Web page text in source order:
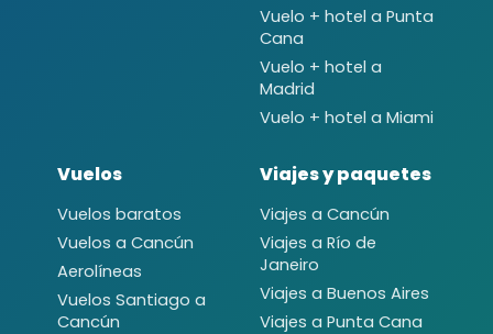
Vuelo + hotel a Punta
Cana
Vuelo + hotel a
Madrid
Vuelo + hotel a Miami
Vuelos
Vuelos baratos
Vuelos a Cancún
Aerolíneas
Vuelos Santiago a
Cancún
Viajes y paquetes
Viajes a Cancún
Viajes a Río de
Janeiro
Viajes a Buenos Aires
Viajes a Punta Cana